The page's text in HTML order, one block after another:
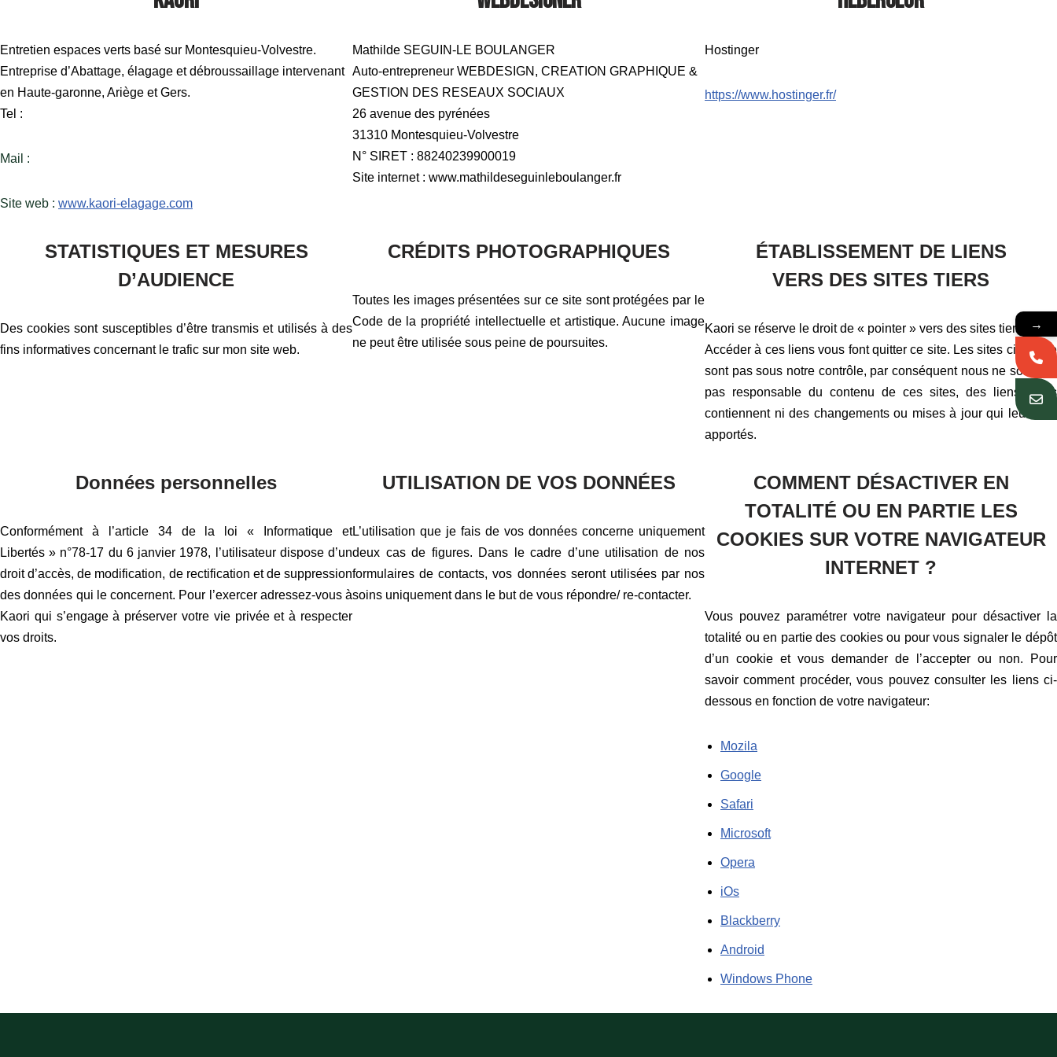
Entretien espaces verts basé sur Montesquieu-Volvestre.
Entreprise d’Abattage, élagage et débroussaillage intervenant
en Haute-garonne, Ariège et Gers.
Tel :
Mail :
Site web : www.kaori-elagage.com
Mathilde SEGUIN-LE BOULANGER
Auto-entrepreneur WEBDESIGN, CREATION GRAPHIQUE &
GESTION DES RESEAUX SOCIAUX
26 avenue des pyrénées
31310 Montesquieu-Volvestre
N° SIRET : 88240239900019
Site internet : www.mathildeseguinleboulanger.fr
Hostinger
https://www.hostinger.fr/
STATISTIQUES ET MESURES
D’AUDIENCE
Des cookies sont susceptibles d’être transmis et utilisés à des
fins informatives concernant le trafic sur mon site web.
CRÉDITS PHOTOGRAPHIQUES
Toutes les images présentées sur ce site sont protégées par le
Code de la propriété intellectuelle et artistique. Aucune image
ne peut être utilisée sous peine de poursuites.
ÉTABLISSEMENT DE LIENS
VERS DES SITES TIERS
Kaori se réserve le droit de « pointer » vers des sites tiers.
Accéder à ces liens vous font quitter ce site. Les sites cibles ne
sont pas sous notre contrôle, par conséquent nous ne sommes
pas responsable du contenu de ces sites, des liens qu’ils
contiennent ni des changements ou mises à jour qui leur sont
apportés.
Données personnelles
Conformément à l’article 34 de la loi « Informatique et
Libertés » n°78-17 du 6 janvier 1978, l’utilisateur dispose d’un
droit d’accès, de modification, de rectification et de suppression
des données qui le concernent. Pour l’exercer adressez-vous à
Kaori qui s’engage à préserver votre vie privée et à respecter
vos droits.
UTILISATION DE VOS DONNÉES
L’utilisation que je fais de vos données concerne uniquement
deux cas de figures. Dans le cadre d’une utilisation de nos
formulaires de contacts, vos données seront utilisées par nos
soins uniquement dans le but de vous répondre/ re-contacter.
COMMENT DÉSACTIVER EN
TOTALITÉ OU EN PARTIE LES
COOKIES SUR VOTRE NAVIGATEUR
INTERNET ?
Vous pouvez paramétrer votre navigateur pour désactiver la
totalité ou en partie des cookies ou pour vous signaler le dépôt
d’un cookie et vous demander de l’accepter ou non. Pour
savoir comment procéder, vous pouvez consulter les liens ci-
dessous en fonction de votre navigateur:
Mozila
Google
Safari
Microsoft
Opera
iOs
Blackberry
Android
Windows Phone
→